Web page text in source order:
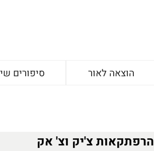
הוצאה לאור סיפורים
הרפתקאות צ'יק וצ' אק